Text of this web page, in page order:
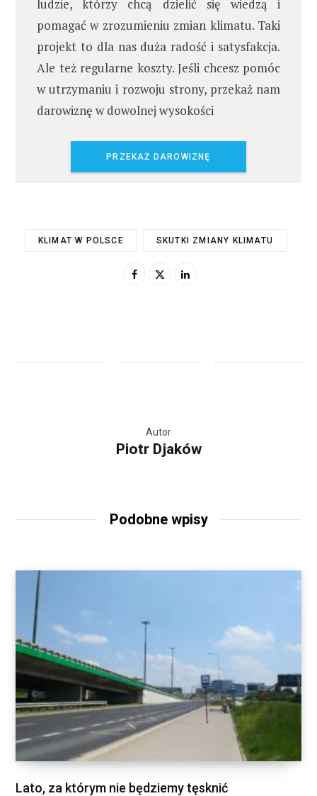
ludzie, którzy chcą dzielić się wiedzą i
pomagać w zrozumieniu zmian klimatu. Taki
projekt to dla nas duża radość i satysfakcja.
Ale też regularne koszty. Jeśli chcesz pomóc
w utrzymaniu i rozwoju strony, przekaż nam
darowiznę w dowolnej wysokości
PRZEKAŻ DAROWIZNĘ
KLIMAT W POLSCE SKUTKI ZMIANY KLIMATU
Autor
Piotr Djaków
Podobne wpisy
Lato, za którym nie będziemy tęsknić